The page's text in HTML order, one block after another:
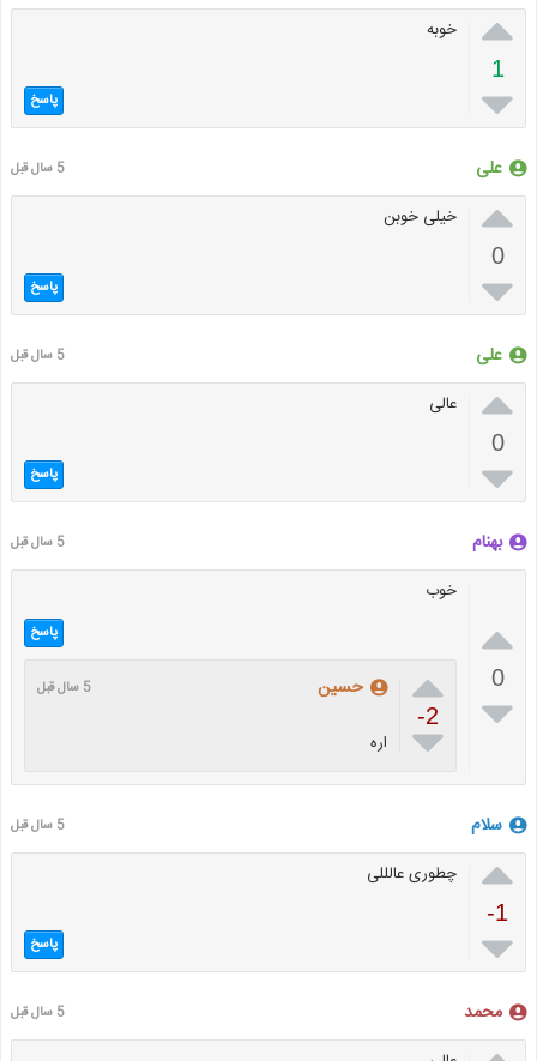

1

خوبه
پاسخ
علی 5 سال قبل

0

خیلی خوبن
پاسخ
علی 5 سال قبل

0

عالی
پاسخ
بهنام 5 سال قبل

0

خوب
پاسخ

-2

حسین 5 سال قبل
اره
سلام 5 سال قبل

-1

چطوری عالللی
پاسخ
محمد 5 سال قبل